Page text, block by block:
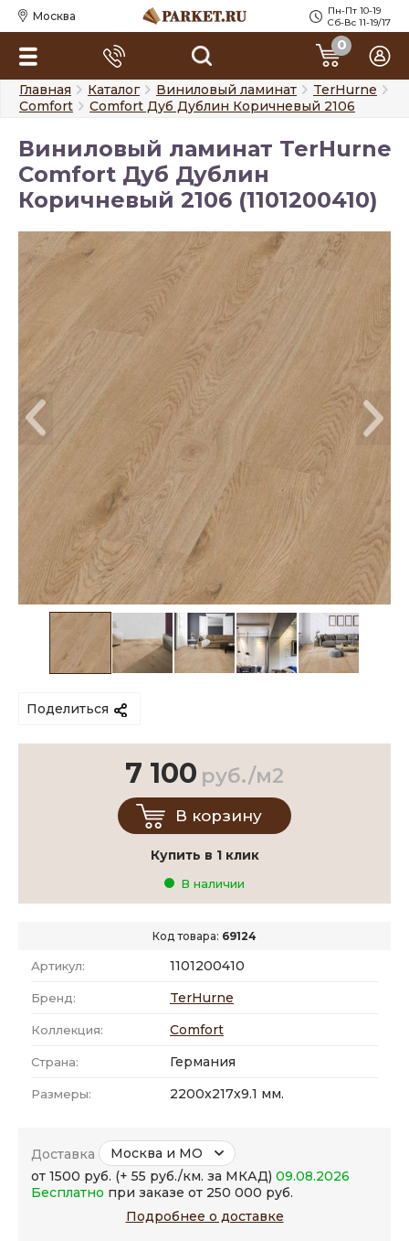
Москва
Пн-Пт 10-19
Сб-Вс 11-19/17
0
Главная Каталог Виниловый ламинат
TerHurne
Comfort
Comfort Дуб Дублин Коричневый 2106
Виниловый ламинат TerHurne
Comfort Дуб Дублин
Коричневый 2106 (1101200410)
Поделиться
Код товара: 69124
Артикул: 1101200410
Бренд: TerHurne
Коллекция: Comfort
Страна: Германия
Размеры: 2200x217x9.1 мм.
7 100 руб./м2
В корзину
Купить в 1 клик
В наличии
Доставка
Москва и МО
от 1500 руб. (+ 55 руб./км. за МКАД) 09.08.2026
Бесплатно при заказе от 250 000 руб.
Подробнее о доставке